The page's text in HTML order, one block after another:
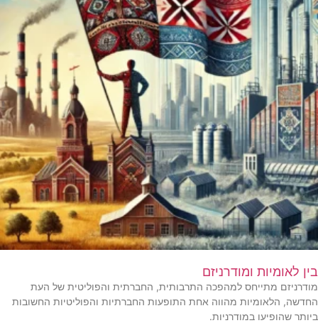
בין לאומיות ומודרניזם
מודרניזם מתייחס למהפכה התרבותית, החברתית והפוליטית של העת
החדשה, הלאומיות מהווה אחת התופעות החברתיות והפוליטיות החשובות
ביותר שהופיעו במודרניות.